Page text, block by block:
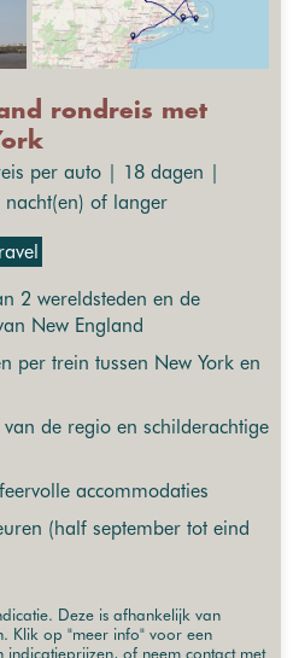
rondreis met
per auto | 18 dagen |
of langer
2 wereldsteden en de
New England
per trein tussen New York en
van de regio en schilderachtige
accommodaties
(half september tot eind
Deze is afhankelijk van
Klik op "meer info" voor een
indicatieprijzen, of neem contact met